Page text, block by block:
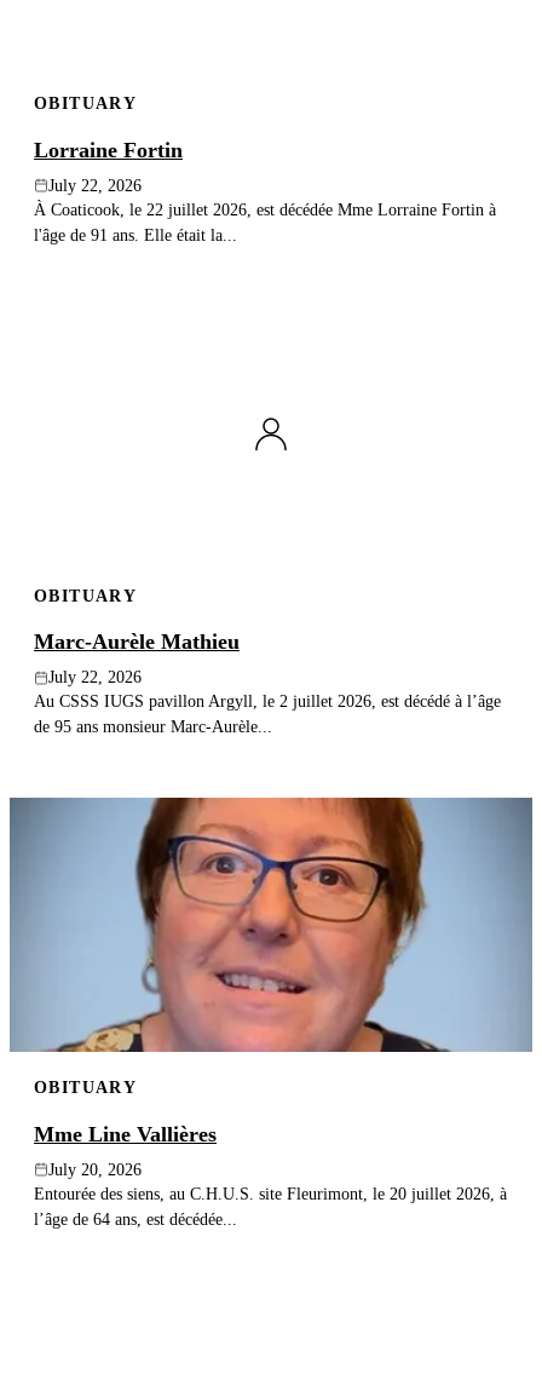
OBITUARY
Lorraine Fortin
July 22, 2026
À Coaticook, le 22 juillet 2026, est décédée Mme Lorraine Fortin à
l'âge de 91 ans. Elle était la...
OBITUARY
Marc-Aurèle Mathieu
July 22, 2026
Au CSSS IUGS pavillon Argyll, le 2 juillet 2026, est décédé à l’âge
de 95 ans monsieur Marc-Aurèle...
OBITUARY
Mme Line Vallières
July 20, 2026
Entourée des siens, au C.H.U.S. site Fleurimont, le 20 juillet 2026, à
l’âge de 64 ans, est décédée...